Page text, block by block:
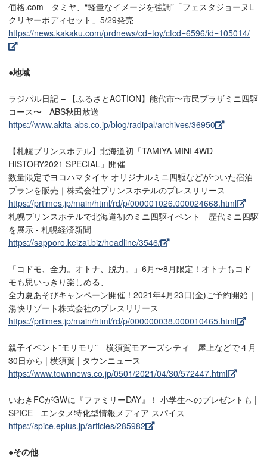
価格.com - タミヤ、“軽量なイメージを強調”「フェスタジョーヌL
クリヤーボディセット」5/29発売
https://news.kakaku.com/prdnews/cd=toy/ctcd=6596/id=105014/
●地域
ラジパル日記 – 【ふるさとACTION】能代市〜市民プラザミニ四駆
コース〜 - ABS秋田放送
https://www.akita-abs.co.jp/blog/radipal/archives/36950
【札幌プリンスホテル】北海道初「TAMIYA MINI 4WD
HISTORY2021 SPECIAL」開催
数量限定でヨコハマタイヤ オリジナルミニ四駆などがついた宿泊
プランを販売｜株式会社プリンスホテルのプレスリリース
https://prtimes.jp/main/html/rd/p/000001026.000024668.html
札幌プリンスホテルで北海道初のミニ四駆イベント 歴代ミニ四駆
を展示 - 札幌経済新聞
https://sapporo.keizai.biz/headline/3546/
「コドモ、全力。オトナ、脱力。」6月〜8月限定！オトナもコド
モも思いっきり楽しめる、
全力夏あそびキャンペーン開催！2021年4月23日(金)ご予約開始｜
湯快リゾート株式会社のプレスリリース
https://prtimes.jp/main/html/rd/p/000000038.000010465.html
親子イベント”モリモリ” 横須賀モアーズシティ 屋上などで４月
30日から | 横須賀 | タウンニュース
https://www.townnews.co.jp/0501/2021/04/30/572447.html
いわきFCがGWに『ファミリーDAY』！ 小学生へのプレゼントも |
SPICE - エンタメ特化型情報メディア スパイス
https://spice.eplus.jp/articles/285982
●その他